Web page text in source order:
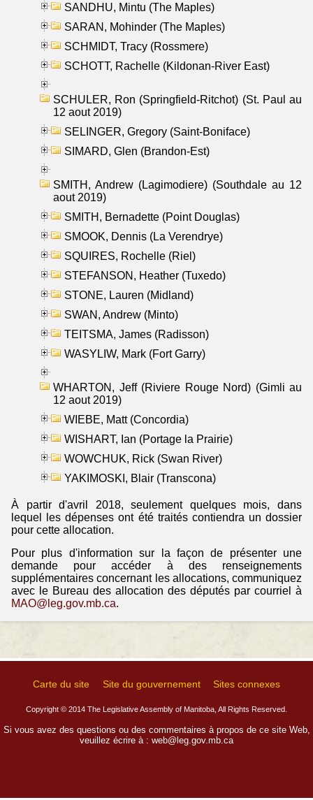
SANDHU, Mintu (The Maples)
SARAN, Mohinder (The Maples)
SCHMIDT, Tracy (Rossmere)
SCHOTT, Rachelle (Kildonan-River East)
SCHULER, Ron (Springfield-Ritchot) (St. Paul au
12 aout 2019)
SELINGER, Gregory (Saint-Boniface)
SIMARD, Glen (Brandon-Est)
SMITH, Andrew (Lagimodiere) (Southdale au 12
aout 2019)
SMITH, Bernadette (Point Douglas)
SMOOK, Dennis (La Verendrye)
SQUIRES, Rochelle (Riel)
STEFANSON, Heather (Tuxedo)
STONE, Lauren (Midland)
SWAN, Andrew (Minto)
TEITSMA, James (Radisson)
WASYLIW, Mark (Fort Garry)
WHARTON, Jeff (Riviere Rouge Nord) (Gimli au
12 aout 2019)
WIEBE, Matt (Concordia)
WISHART, Ian (Portage la Prairie)
WOWCHUK, Rick (Swan River)
YAKIMOSKI, Blair (Transcona)
À partir d'avril 2018, seulement quelques mois, dans
lequel les dépenses ont été traités contiendra un dossier
pour cette allocation.
Pour plus d'information sur la façon de présenter une
demande pour accéder à des renseignements
supplémentaires concernant les allocations, communiquez
avec le Bureau des allocation des députés par courriel à
MAO@leg.gov.mb.ca.
Carte du site Site du gouvernement Sites connexes
Copyright © 2014 The Legislative Assembly of Manitoba, All Rights Reserved.
Si vous avez des questions ou des commentaires à propos de ce site Web,
veuillez écrire à : web@leg.gov.mb.ca